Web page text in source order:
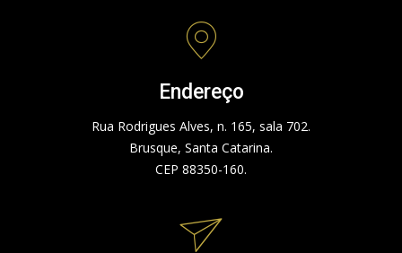
Endereço
Rua Rodrigues Alves, n. 165, sala 702.
Brusque, Santa Catarina.
CEP 88350-160.